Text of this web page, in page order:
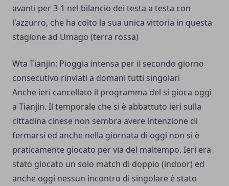
avanti per 3-1 nel bilancio dei testa a testa con
l'azzurro, che ha colto la sua unica vittoria in questa
stagione ad Umago (terra rossa)
Wta Tianjin: Pioggia intensa per il secondo giorno
consecutivo rinviati a domani tutti singolari
Anche ieri cancellato il programma del si gioca oggi
a Tianjin. Il temporale che si è abbattuto ieri sulla
cittadina cinese non sembra avere intenzione di
fermarsi ed anche nella giornata di oggi non si è
praticamente giocato per via del maltempo. Ieri era
stato giocato un solo match di doppio (indoor) ed
anche oggi nessun incontro di singolare è stato